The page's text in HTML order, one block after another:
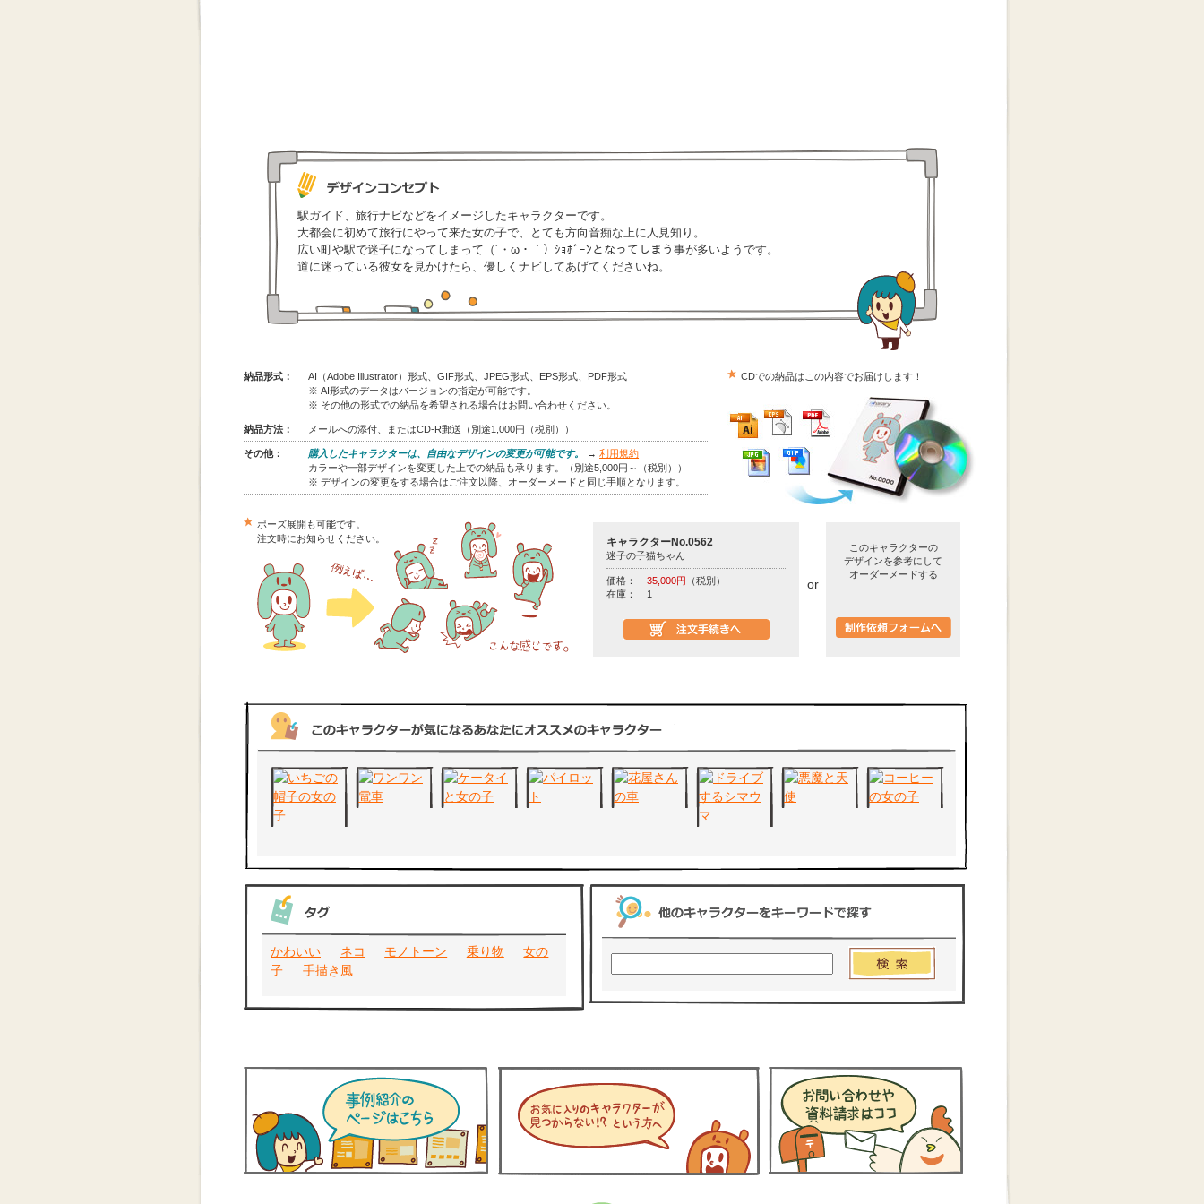
駅ガイド、旅行ナビなどをイメージしたキャラクターです。
大都会に初めて旅行にやって来た女の子で、とても方向音痴な上に人見知り。
広い町や駅で迷子になってしまって（´・ω・｀）ｼｮﾎﾞｰﾝとなってしまう事が多いようです。
道に迷っている彼女を見かけたら、優しくナビしてあげてくださいね。
納品形式：
AI（Adobe Illustrator）形式、GIF形式、JPEG形式、EPS形式、PDF形式
※ AI形式のデータはバージョンの指定が可能です。
※ その他の形式での納品を希望される場合はお問い合わせください。
納品方法： メールへの添付、またはCD-R郵送（別途1,000円（税別））
その他： 購入したキャラクターは、自由なデザインの変更が可能です。 →利用規約
カラーや一部デザインを変更した上での納品も承ります。（別途5,000円～（税別））
※ デザインの変更をする場合はご注文以降、オーダーメードと同じ手順となります。
CDでの納品はこの内容でお届けします！
ポーズ展開も可能です。
注文時にお知らせください。
キャラクターNo.0562
迷子の子猫ちゃん
価格： 35,000円 （税別）
在庫：
1
or
このキャラクターの
デザインを参考にして
オーダーメードする
かわいい ネコ モノトーン 乗り物
女の
子
手描き風